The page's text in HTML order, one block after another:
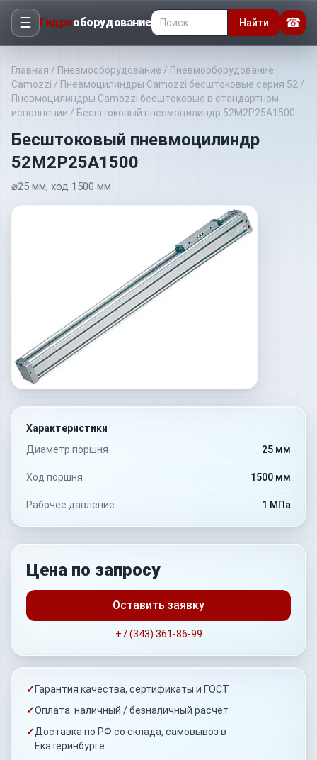
☰ Гидрооборудование Найти ☎
Главная / Пневмооборудование / Пневмооборудование
Camozzi / Пневмоцилиндры Camozzi бесштоковые серия 52 /
Пневмоцилиндры Camozzi бесштоковые в стандартном
исполнении / Бесштоковый пневмоцилиндр 52M2P25A1500
Бесштоковый пневмоцилиндр
52M2P25A1500
⌀25 мм, ход 1500 мм
Характеристики
Диаметр поршня
25 мм
Ход поршня 1500 мм
Рабочее давление 1 МПа
Цена по запросу
Оставить заявку
+7 (343) 361-86-99
✓ Гарантия качества, сертификаты и ГОСТ
✓Оплата: наличный / безналичный расчёт
✓Доставка по РФ со склада, самовывоз в
Екатеринбурге